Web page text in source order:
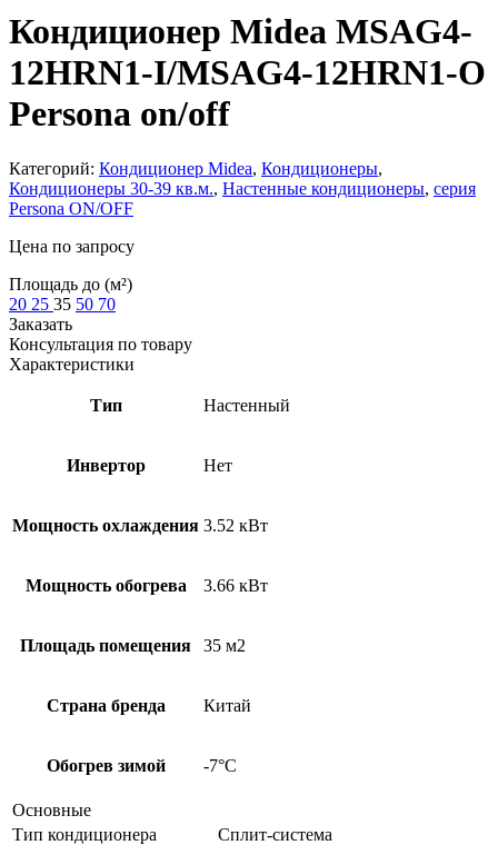
Кондиционер Midea MSAG4-
12HRN1-I/MSAG4-12HRN1-O
Persona on/off
Категорий: Кондиционер Midea, Кондиционеры,
Кондиционеры 30-39 кв.м., Настенные кондиционеры, серия
Persona ON/OFF
Цена по запросу
Площадь до (м²)
20 25 35 50 70
Заказать
Консультация по товару
Характеристики
Тип Настенный
Инвертор Нет
Мощность охлаждения 3.52 кВт
Мощность обогрева 3.66 кВт
Площадь помещения 35 м2
Страна бренда Китай
Обогрев зимой -7°С
Основные
Тип кондиционера
Сплит-система